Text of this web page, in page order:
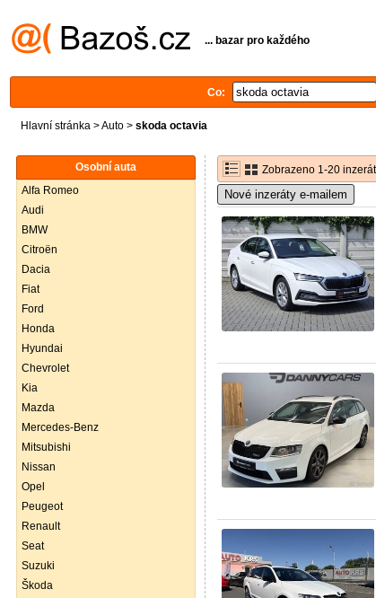
... bazar pro každého
Co:
Hlavní stránka >Auto > skoda octavia
Osobní auta
Alfa Romeo
Audi
BMW
Citroën
Dacia
Fiat
Ford
Honda
Hyundai
Chevrolet
Kia
Mazda
Mercedes-Benz
Mitsubishi
Nissan
Opel
Peugeot
Renault
Seat
Suzuki
Škoda
Zobrazeno 1-20
Nové inzeráty e-mailem